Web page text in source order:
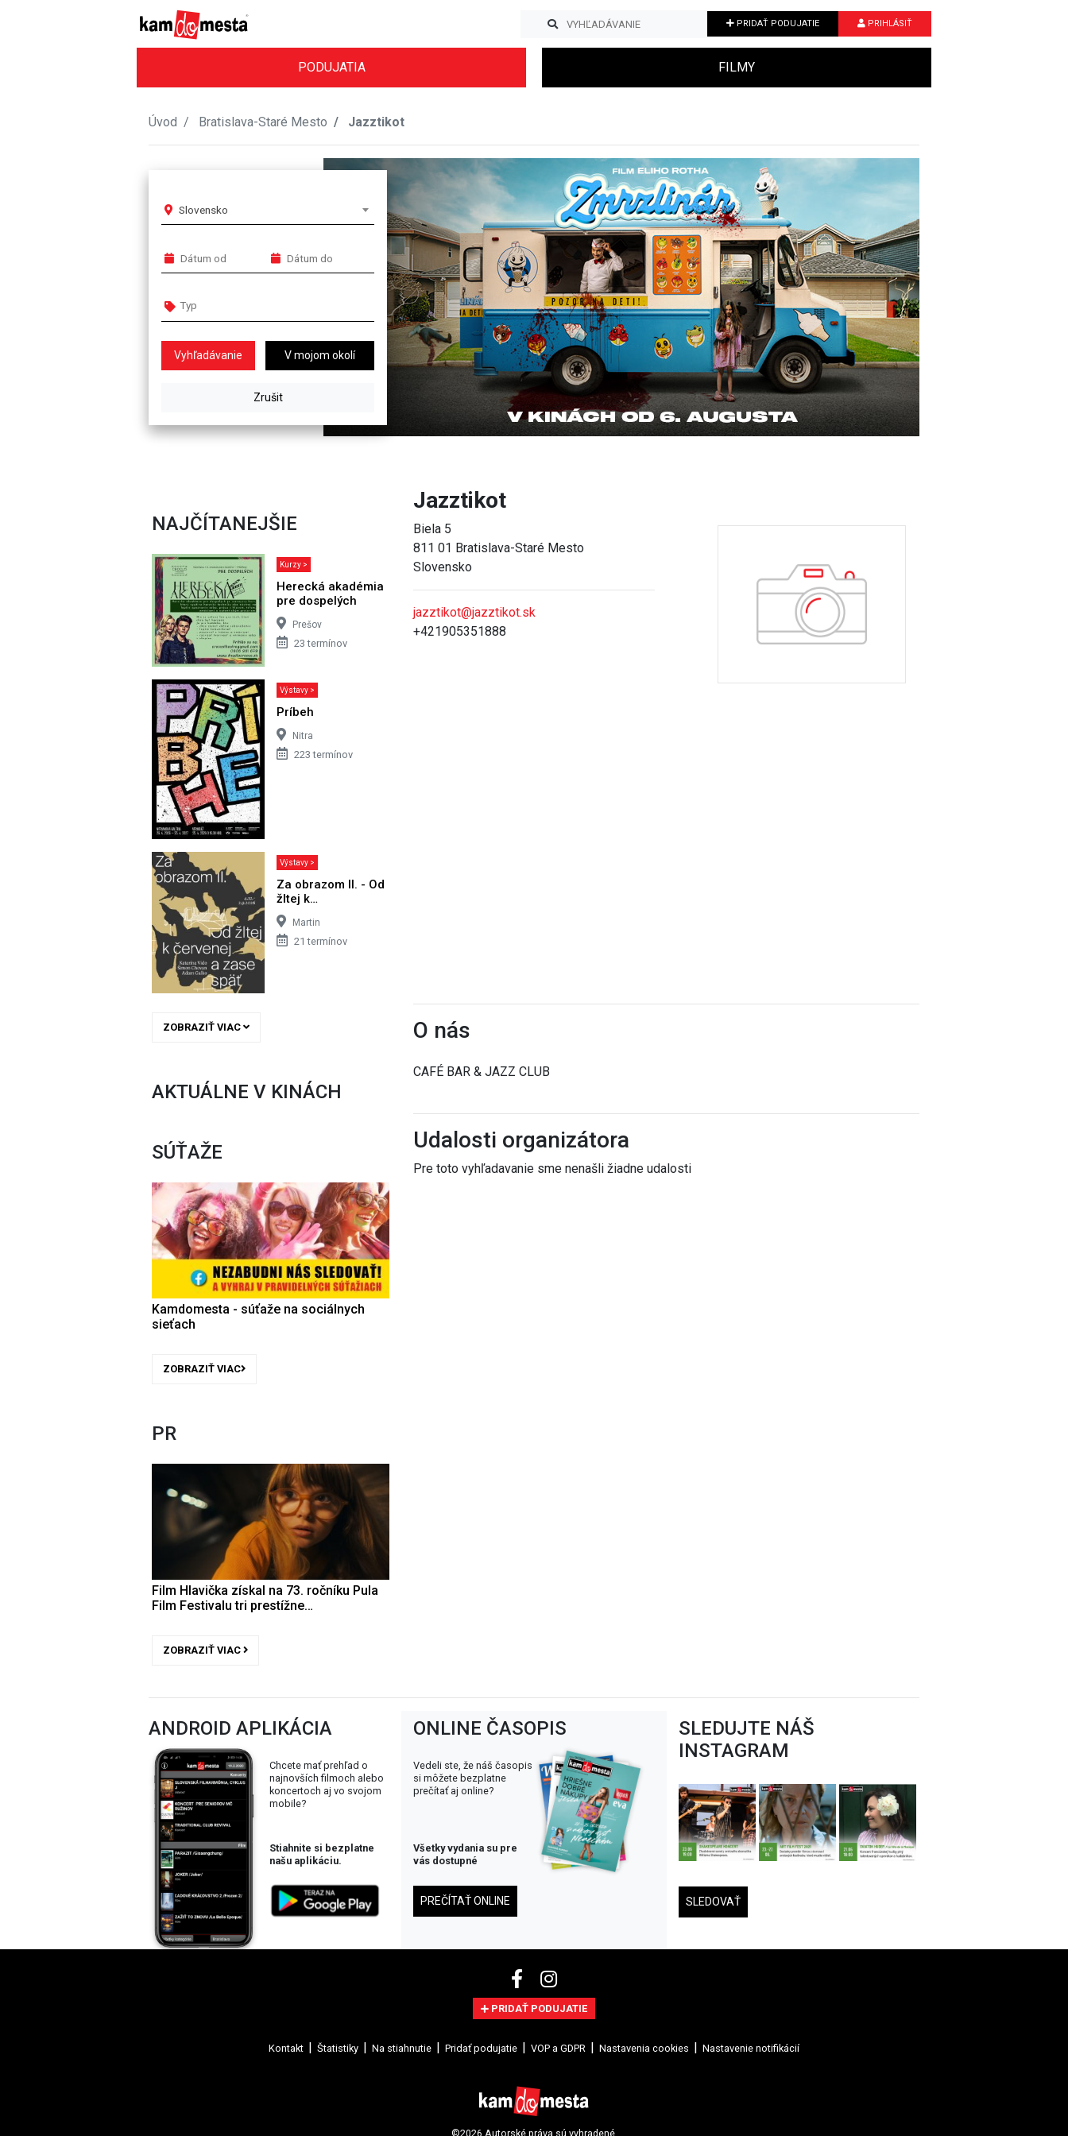
PRIDAŤ PODUJATIE PRIHLÁSIŤ
PODUJATIA FILMY
Úvod Bratislava-Staré Mesto Jazztikot
Slovensko
V mojom okolí
Previous Next
NAJČÍTANEJŠIE
Kurzy >
Herecká akadémia
pre dospelých
Prešov
23 termínov
Výstavy >
Príbeh
Nitra
223 termínov
Výstavy >
Za obrazom II. - Od
žltej k…
Martin
21 termínov
ZOBRAZIŤ VIAC
AKTUÁLNE V KINÁCH
SÚŤAŽE
Kamdomesta - súťaže na sociálnych
sieťach
ZOBRAZIŤ VIAC
PR
Film Hlavička získal na 73. ročníku Pula
Film Festivalu tri prestížne…
ZOBRAZIŤ VIAC
Jazztikot
Biela 5
811 01 Bratislava-Staré Mesto
Slovensko
jazztikot@jazztikot.sk
+421905351888
O nás
CAFÉ BAR & JAZZ CLUB
Udalosti organizátora
Pre toto vyhľadavanie sme nenašli žiadne udalosti
ANDROID APLIKÁCIA
Chcete mať prehľad o
najnovších filmoch alebo
koncertoch aj vo svojom
mobile?
Stiahnite si bezplatne
našu aplikáciu.
ONLINE ČASOPIS
Vedeli ste, že náš časopis
si môžete bezplatne
prečítať aj online?
Všetky vydania su pre
vás dostupné
PREČÍTAŤ ONLINE
SLEDUJTE NÁŠ
INSTAGRAM
SLEDOVAŤ
PRIDAŤ PODUJATIE
Kontakt Štatistiky Na stiahnutie Pridať podujatie VOP a GDPR Nastavenia cookies Nastavenie notifikácií
©2026 Autorské práva sú vyhradené.